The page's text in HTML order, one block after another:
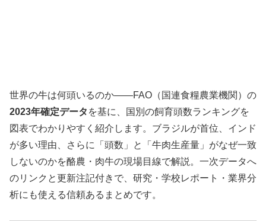
世界の牛は何頭いるのか――FAO（国連食糧農業機関）の
2023年確定データ を基に、国別の飼育頭数ランキングを
図表でわかりやすく紹介します。ブラジルが首位、インド
が多い理由、さらに「頭数」と「牛肉生産量」がなぜ一致
しないのかを酪農・肉牛の現場目線で解説。一次データへ
のリンクと更新注記付きで、研究・学校レポート・業界分
析にも使える信頼あるまとめです。